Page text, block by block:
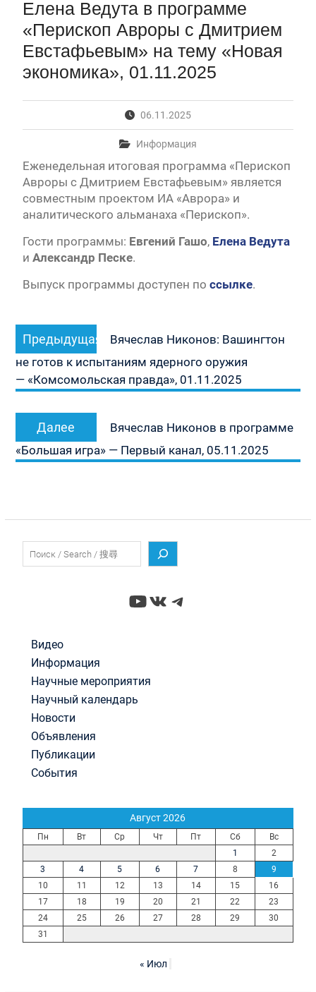
Первый канал, 28.07.2026. Часть 1-3
Вячеслав Никонов в программе «Большая игра» —
Первый канал, 27.07.2026. Часть 1-2
Конкурсные списки лиц, прошедших
вступительные испытания в МГУ имени
М.В.Ломоносова в 2026 году по каждому
конкурсу (ранжированные списки поступающих)
Вячеслав Никонов в программе «Большая игра» —
Первый канал, 24.07.2026. Часть 1-2
Вячеслав Никонов в программе «Большая игра» —
Елена Ведута в программе
«Перископ Авроры с Дмитрием
Евстафьевым» на тему «Новая
экономика», 01.11.2025
06.11.2025
Информация
Еженедельная итоговая программа «Перископ
Авроры с Дмитрием Евстафьевым» является
совместным проектом ИА «Аврора» и
аналитического альманаха «Перископ».
Гости программы: Евгений Гашо, Елена Ведута
и Александр Песке.
Выпуск программы доступен по ссылке.
Навигация
по
записям
Предыдущая
запись:
Вячеслав Никонов: Вашингтон
не готов к испытаниям ядерного оружия
— «Комсомольская правда», 01.11.2025
Далее
запись:
Вячеслав Никонов в программе
«Большая игра» — Первый канал, 05.11.2025
YouTube
ВКонтакте
Telegram
Видео
Информация
Научные мероприятия
Научный календарь
Новости
Объявления
Публикации
События
Август 2026
Пн Вт Ср Чт Пт Сб
Вс
1
2
3
4 5 6 7 8
9
10
11 12 13 14 15
16
17
18 19 20 21 22
23
24
25 26 27 28 29
30
31
« Июл